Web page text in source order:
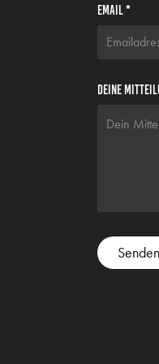
Email *
Deine
Senden